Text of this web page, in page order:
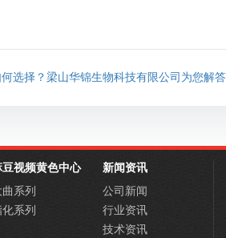
选择？梁山华锦生物科技有限公司为您解答
豆视频黄色中心
曲系列
系列
新闻资讯
公司新闻
行业资讯
技术资讯